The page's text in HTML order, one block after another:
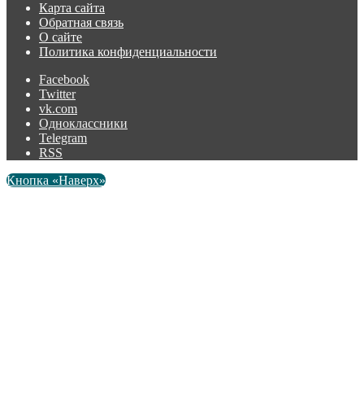
Карта сайта
Обратная связь
О сайте
Политика конфиденциальности
Facebook
Twitter
vk.com
Одноклассники
Telegram
RSS
Кнопка «Наверх»